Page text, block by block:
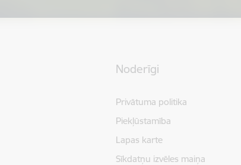
Noderīgi
Privātuma politika
Piekļūstamība
Lapas karte
Sīkdatņu izvēles maiņa